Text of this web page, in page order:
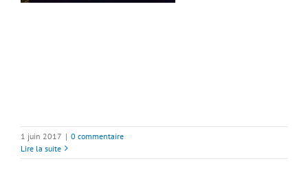
1 juin 2017 | 0 commentaire
Lire la suite